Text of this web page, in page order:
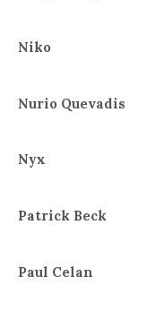
Niko
Nurio Quevadis
Nyx
Patrick Beck
Paul Celan